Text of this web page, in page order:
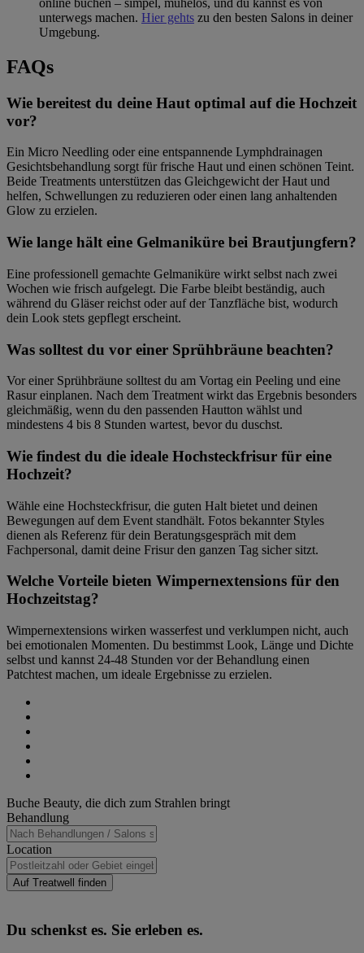
unterwegs machen. Hier gehts zu den besten Salons in deiner
Umgebung.
FAQs
Wie bereitest du deine Haut optimal auf die Hochzeit
vor?
Ein Micro Needling oder eine entspannende Lymphdrainagen
Gesichtsbehandlung sorgt für frische Haut und einen schönen Teint.
Beide Treatments unterstützen das Gleichgewicht der Haut und
helfen, Schwellungen zu reduzieren oder einen lang anhaltenden
Glow zu erzielen.
Wie lange hält eine Gelmaniküre bei Brautjungfern?
Eine professionell gemachte Gelmaniküre wirkt selbst nach zwei
Wochen wie frisch aufgelegt. Die Farbe bleibt beständig, auch
während du Gläser reichst oder auf der Tanzfläche bist, wodurch
dein Look stets gepflegt erscheint.
Was solltest du vor einer Sprühbräune beachten?
Vor einer Sprühbräune solltest du am Vortag ein Peeling und eine
Rasur einplanen. Nach dem Treatment wirkt das Ergebnis besonders
gleichmäßig, wenn du den passenden Hautton wählst und
mindestens 4 bis 8 Stunden wartest, bevor du duschst.
Wie findest du die ideale Hochsteckfrisur für eine
Hochzeit?
Wähle eine Hochsteckfrisur, die guten Halt bietet und deinen
Bewegungen auf dem Event standhält. Fotos bekannter Styles
dienen als Referenz für dein Beratungsgespräch mit dem
Fachpersonal, damit deine Frisur den ganzen Tag sicher sitzt.
Welche Vorteile bieten Wimpernextensions für den
Hochzeitstag?
Wimpernextensions wirken wasserfest und verklumpen nicht, auch
bei emotionalen Momenten. Du bestimmst Look, Länge und Dichte
selbst und kannst 24-48 Stunden vor der Behandlung einen
Patchtest machen, um ideale Ergebnisse zu erzielen.
window)
new
window)
(opens
new
window)
eMail
(opens
new
window)
Haupt-
Sidebar
Buche Beauty, die dich zum Strahlen bringt
Behandlung
Location
Auf Treatwell finden
Du schenkst es. Sie erleben es.